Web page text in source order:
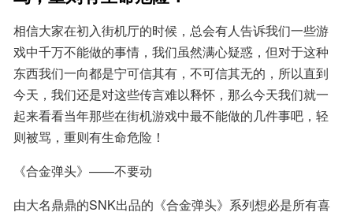
相信大家在初入街机厅的时候，总会有人告诉我们一些游
戏中千万不能做的事情，我们虽然满心疑惑，但对于这种
东西我们一向都是宁可信其有，不可信其无的，所以直到
今天，我们还是对这些传言难以释怀，那么今天我们就一
起来看看当年那些在街机游戏中最不能做的几件事吧，轻
则被骂，重则有生命危险！
《合金弹头》——不要动
由大名鼎鼎的SNK出品的《合金弹头》系列想必是所有喜